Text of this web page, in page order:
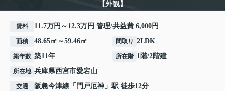
【外観】
賃料 11.7万円～12.3万円 管理/共益費 6,000円
面積 48.65㎡～59.46㎡ 間取り 2LDK
築年数 築11年 所在階 1階/2階建
所在地 兵庫県西宮市愛宕山
交通 阪急今津線 「 門戸厄神 」駅 徒歩12分